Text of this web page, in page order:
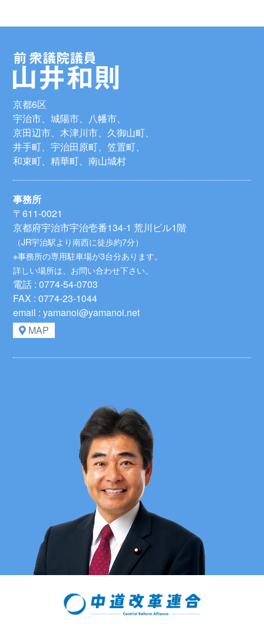
京都6区
宇治市、城陽市、八幡市、
京田辺市、木津川市、久御山町、
井手町、宇治田原町、笠置町、
和束町、精華町、南山城村
事務所
〒611-0021
京都府宇治市宇治壱番134-1 荒川ビル1階
（JR宇治駅より南西に徒歩約7分）
※事務所の専用駐車場が3台分あります。
詳しい場所は、お問い合わせ下さい。
電話 : 0774-54-0703
FAX : 0774-23-1044
email : yamanoi@yamanoi.net
MAP